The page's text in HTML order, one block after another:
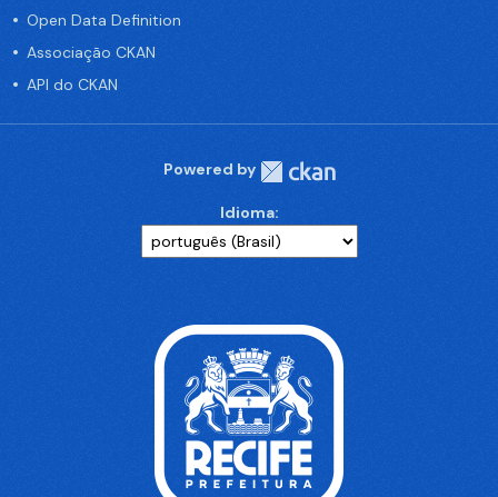
Open Data Definition
Associação CKAN
API do CKAN
Powered by
Idioma